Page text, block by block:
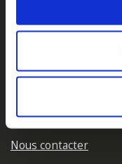
Notre équipe
Carrières
Nous contacter